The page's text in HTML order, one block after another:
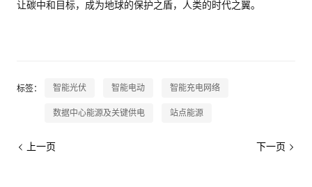
让碳中和目标，成为地球的保护之盾，人类的时代之翼。
标签： 智能光伏 智能电动 智能充电网络
数据中心能源及关键供电 站点能源
上一页 下一页